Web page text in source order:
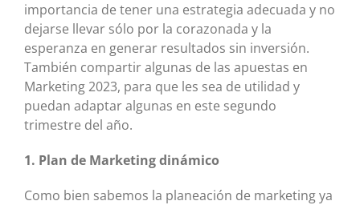
importancia de tener una estrategia adecuada y no
dejarse llevar sólo por la corazonada y la
esperanza en generar resultados sin inversión.
También compartir algunas de las apuestas en
Marketing 2023, para que les sea de utilidad y
puedan adaptar algunas en este segundo
trimestre del año.
1. Plan de Marketing dinámico
Como bien sabemos la planeación de marketing ya